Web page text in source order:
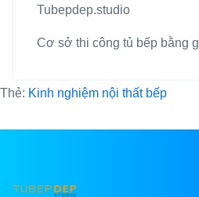
Tubepdep.studio
Cơ sở thi công tủ bếp bằng
Thẻ: Kinh nghiệm nội thất bếp